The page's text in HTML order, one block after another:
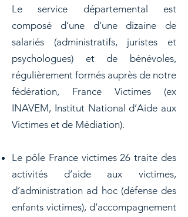
Le service départemental est
composé d’une d'une dizaine de
salariés (administratifs, juristes et
psychologues) et de bénévoles,
régulièrement formés auprès de notre
fédération, France Victimes (ex
INAVEM, Institut National d’Aide aux
Victimes et de Médiation).
Le pôle France victimes 26 traite des
activités d’aide aux victimes,
d’administration ad hoc (défense des
enfants victimes), d’accompagnement